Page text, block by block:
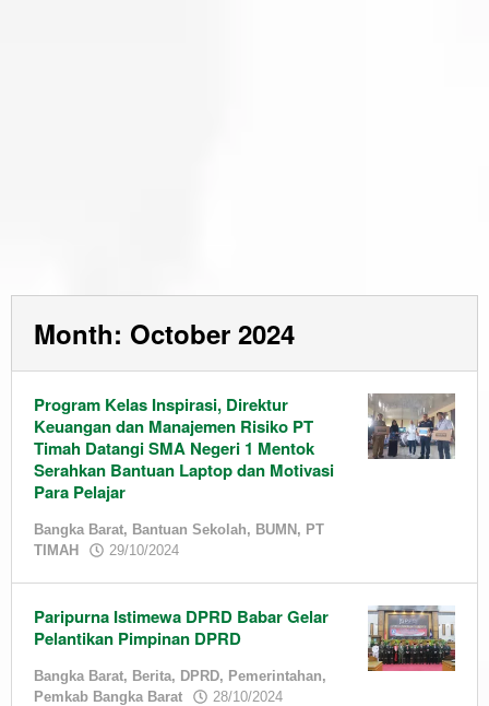
Month: October 2024
Program Kelas Inspirasi, Direktur
Keuangan dan Manajemen Risiko PT
Timah Datangi SMA Negeri 1 Mentok
Serahkan Bantuan Laptop dan Motivasi
Para Pelajar
Bangka Barat, Bantuan Sekolah, BUMN , PT
TIMAH
29/10/2024
Paripurna Istimewa DPRD Babar Gelar
Pelantikan Pimpinan DPRD
Bangka Barat, Berita, DPRD, Pemerintahan,
Pemkab Bangka Barat
28/10/2024